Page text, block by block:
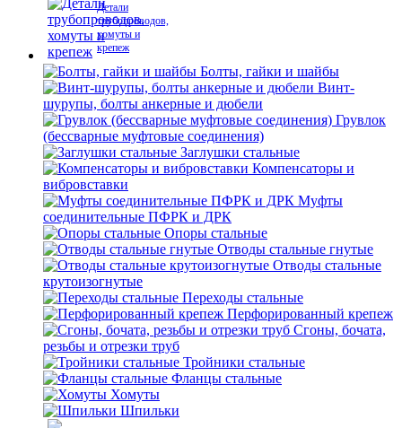
Детали
трубопроводов,
хомуты и
крепеж
Болты, гайки и шайбы
Винт-
шурупы, болты анкерные и дюбели
Грувлок
(бессварные муфтовые соединения)
Заглушки стальные
Компенсаторы и
вибровставки
Муфты
соединительные ПФРК и ДРК
Опоры стальные
Отводы стальные гнутые
Отводы стальные
крутоизогнутые
Переходы стальные
Перфорированный крепеж
Сгоны, бочата,
резьбы и отрезки труб
Тройники стальные
Фланцы стальные
Хомуты
Шпильки